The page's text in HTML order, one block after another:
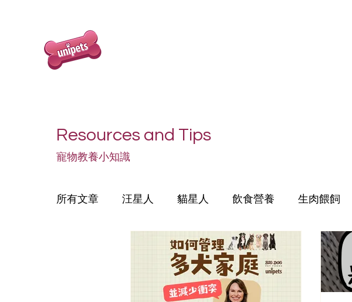
所有文章 汪星人 貓星人 飲食營養 生肉餵飼
Resources and Tips
寵物教養小知識